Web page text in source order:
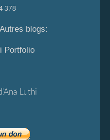
378
blogs:
Portfolio
Luthi